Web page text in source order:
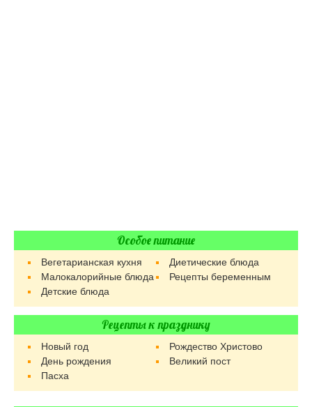
Особое питание
Вегетарианская кухня
Диетические блюда
Малокалорийные блюда
Рецепты беременным
Детские блюда
Рецепты к празднику
Новый год
Рождество Христово
День рождения
Великий пост
Пасха